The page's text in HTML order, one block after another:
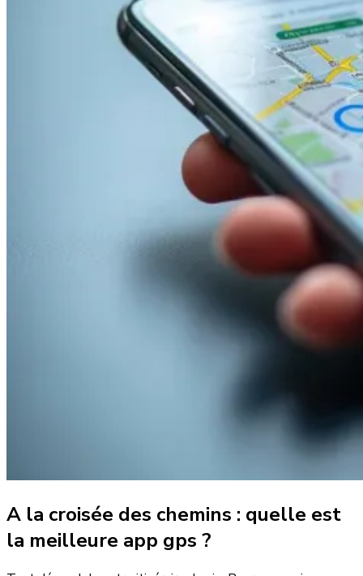
A la croisée des chemins : quelle est
la meilleure app gps ?